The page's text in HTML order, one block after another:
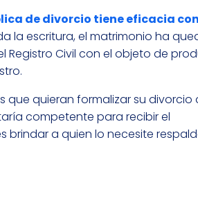
de divorcio tiene eficacia
la escritura, el matrimonio ha
Registro Civil con el objeto de
que quieran formalizar su divorcio
competente para recibir el
brindar a quien lo necesite